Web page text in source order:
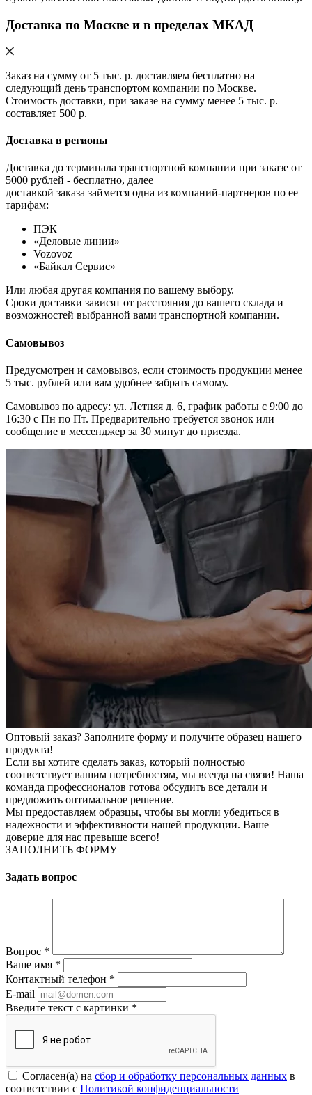
Доставка по Москве и в пределах МКАД
Заказ на сумму от 5 тыс. р. доставляем бесплатно на
следующий день транспортом компании по Москве.
Стоимость доставки, при заказе на сумму менее 5 тыс. р.
составляет 500 р.
Доставка в регионы
Доставка до терминала транспортной компании при заказе от
5000 рублей - бесплатно, далее
доставкой заказа займется одна из компаний-партнеров по ее
тарифам:
ПЭК
«Деловые линии»
Vozovoz
«Байкал Сервис»
Или любая другая компания по вашему выбору.
Сроки доставки зависят от расстояния до вашего склада и
возможностей выбранной вами транспортной компании.
Самовывоз
Предусмотрен и самовывоз, если стоимость продукции менее
5 тыс. рублей или вам удобнее забрать самому.
Самовывоз по адресу: ул. Летняя д. 6, график работы с 9:00 до
16:30 с Пн по Пт. Предварительно требуется звонок или
сообщение в мессенджер за 30 минут до приезда.
Оптовый заказ? Заполните форму и получите образец нашего
продукта!
Если вы хотите сделать заказ, который полностью
соответствует вашим потребностям, мы всегда на связи! Наша
команда профессионалов готова обсудить все детали и
предложить оптимальное решение.
Мы предоставляем образцы, чтобы вы могли убедиться в
надежности и эффективности нашей продукции. Ваше
доверие для нас превыше всего!
ЗАПОЛНИТЬ ФОРМУ
Задать вопрос
Вопрос *
Ваше имя *
Контактный телефон *
E-mail
Введите текст с картинки *
Согласен(а) на сбор и обработку персональных данных в
соответствии с Политикой конфиденциальности